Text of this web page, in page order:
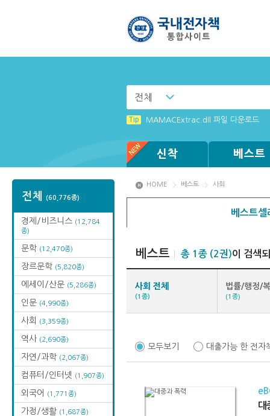
전체
Tip MAMACExtrac.dll 파일 다운로드
신착 베스트
전체 (60,776종)
경제/비즈니스 (12,784
종)
문학 (12,470종)
장르문학 (5,820종)
에세이/산문 (5,286종)
인문 (4,990종)
사회 (3,359종)
역사 (2,690종)
자연/과학 (2,067종)
컴퓨터/인터넷 (1,907종)
외국어 (1,771종)
가정/생활 (1,687종)
HOME 베스트 사회
베스트
베스트 총 1종 (2권)이 검색
사회 전체
(1종)
법률/행정/
(1종)
모두보기 대출가능 한 전자
대